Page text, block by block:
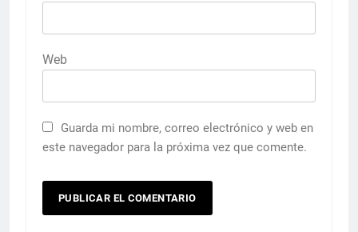
Web
Guarda mi nombre, correo electrónico y web en
este navegador para la próxima vez que comente.